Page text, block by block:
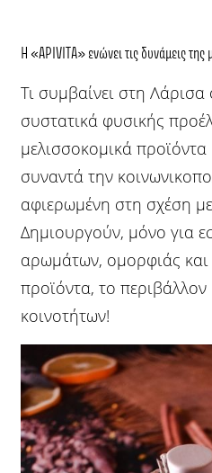
Η «APIVITA» ενώνει τις δυνάμεις
Τι συμβαίνει στη Λάρισα
συστατικά φυσικής
μελισσοκομικά προϊόντα
συναντά την
αφιερωμένη στη σχέση
Δημιουργούν, μόνο για
αρωμάτων, ομορφιάς και
προϊόντα, το
κοινοτήτων!